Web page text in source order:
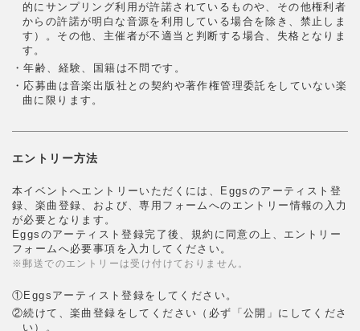
的にサンプリング利用が許諾されているものや、その他権利者
からの許諾が明白な音源を利用している場合を除き、禁止しま
す）。その他、主催者が不適当と判断する場合、失格となりま
す。
・年齢、経験、国籍は不問です。
・応募曲は音楽出版社との契約や著作権管理委託をしていない楽
曲に限ります。
エントリー方法
本イベントへエントリーいただくには、Eggsのアーティスト登
録、楽曲登録、および、専用フォームへのエントリー情報の入力
が必要となります。
Eggsのアーティスト登録完了後、規約に同意の上、エントリー
フォームへ必要事項を入力してください。
※郵送でのエントリーは受け付けておりません。
①Eggsアーティスト登録をしてください。
②続けて、楽曲登録をしてください（必ず「公開」にしてくださ
い）。